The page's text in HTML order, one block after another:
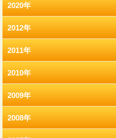
1月 (77)
12月 (41)
11月 (22)
10月 (22)
9月 (21)
8月 (17)
7月 (12)
2020年
12月 (7)
11月 (6)
10月 (9)
9月 (13)
8月 (10)
2012年
12月 (2)
11月 (2)
9月 (2)
8月 (4)
2011年
12月 (2)
11月 (8)
10月 (3)
2010年
12月 (9)
11月 (15)
2009年
12月 (7)
2008年